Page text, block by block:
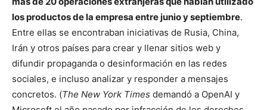
los productos de la empresa entre junio y septiembre.
Entre ellas se encontraban iniciativas de Rusia, China,
Irán y otros países para crear y llenar sitios web y
difundir propaganda o desinformación en las redes
sociales, e incluso analizar y responder a mensajes
concretos. (The New York Times demandó a OpenAI y